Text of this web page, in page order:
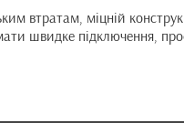
втратам, міцній
швидке підключення,